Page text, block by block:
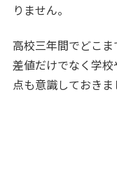
りません。
高校三年間でどこ
差値だけでなく学
点も意識しておきま